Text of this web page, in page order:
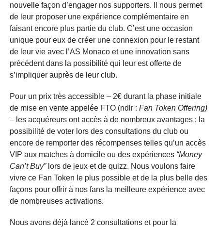
nouvelle façon d’engager nos supporters. Il nous permet
de leur proposer une expérience complémentaire en
faisant encore plus partie du club. C’est une occasion
unique pour eux de créer une connexion pour le restant
de leur vie avec l’AS Monaco et une innovation sans
précédent dans la possibilité qui leur est offerte de
s’impliquer auprès de leur club.
Pour un prix très accessible – 2€ durant la phase initiale
de mise en vente appelée FTO (ndlr : Fan Token Offering)
– les acquéreurs ont accès à de nombreux avantages : la
possibilité de voter lors des consultations du club ou
encore de remporter des récompenses telles qu’un accès
VIP aux matches à domicile ou des expériences “Money
Can’t Buy”lors de jeux et de quizz. Nous voulons faire
vivre ce Fan Token le plus possible et de la plus belle des
façons pour offrir à nos fans la meilleure expérience avec
de nombreuses activations.
Nous avons déjà lancé 2 consultations et pour la